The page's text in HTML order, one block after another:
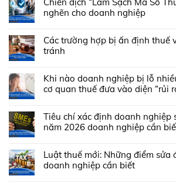
nghẽn cho doanh nghiệp
Các trường hợp bị ấn định thuế
tránh
Khi nào doanh nghiệp bị lỗ
cơ quan thuế đưa vào diện “rủi
Tiêu chí xác định doanh nghiệp
năm 2026 doanh nghiệp cần
Luật thuế mới: Những điểm sửa
doanh nghiệp cần biết